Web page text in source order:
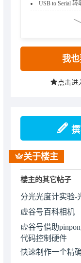
V1(Arduino兼容，旋
USB to Serial 转
我
点击进
关于楼主
楼主的其它帖子
分光光度计实验-
虚谷号百科相机
虚谷号借助
代码控制硬件
快速制作一个精